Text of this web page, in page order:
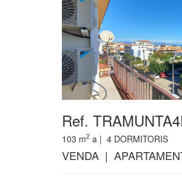
Ref.
103 m2 a | 4 DORMITORIS
VENDA |